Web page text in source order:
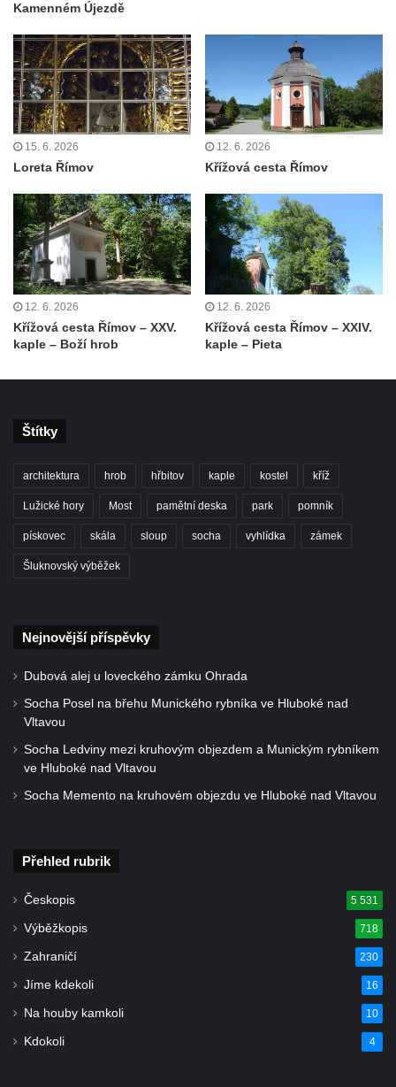
Hrobová kaple na hřbitově v Rychnově u
Jablonce nad Nisou
Márnice/hřbitovní kaple na hřbitově v
Rychnově u Jablonce nad Nisou
Výklenková kaple u rozcestí u domu čp. 42
v Krásné u Pěnčína
Márnice na hřbitově v Krásné u Pěnčína
Výklenková kaple naproti domu čp. 34 v
Krásné u Pěnčína
Kostel svatého Josefa v Krásné u Pěnčína
Kostel Panny Marie Pomocné s Ivanitskou
poustevnou v Teplicích nad Metují
Hřbitovní kaple/márnice na hřbitově v
Teplicích nad Metují
Kaple Panny Marie Karmelské na Vlčí Hoře
Kostel svatého Bartoloměje v Teplicích
Kostel svatého Jana Křtitele na Zámeckém
Výklenková kaple u vodojemu v severní
Kaple u kostela svatého Jakuba Většího
(Staršího) u Lahovic
Lahovic
Kostel Narození Panny Marie v Benešově
Hrobová kaple Mattauschů na hřbitově v
Benešově nad Ploučnicí
Kostel svaté Anny v Tisé
Hrobka rodiny Rohn na hřbitově v
Šumburku nad Desnou – Tanvaldu
Hřbitovní kaple v Šumburku nad Desnou –
Kamenném Újezdě
15. 6. 2026
Loreta Římov
12. 6. 2026
Křížová cesta Římov
12. 6. 2026
Křížová cesta Římov – XXV.
kaple – Boží hrob
12. 6. 2026
Křížová cesta Římov – XXIV.
kaple – Pieta
Štítky
architektura hrob hřbitov kaple kostel kříž
Lužické hory Most pamětní deska park pomník
pískovec skála sloup socha vyhlídka zámek
Šluknovský výběžek
Nejnovější příspěvky
Dubová alej u loveckého zámku Ohrada
Socha Posel na břehu Munického rybníka ve Hluboké nad
Vltavou
Socha Ledviny mezi kruhovým objezdem a Munickým rybníkem
ve Hluboké nad Vltavou
Socha Memento na kruhovém objezdu ve Hluboké nad Vltavou
Přehled rubrik
Českopis 5 531
Výběžkopis 718
Zahraničí 230
Jíme kdekoli 16
Na houby kamkoli 10
Kdokoli 4